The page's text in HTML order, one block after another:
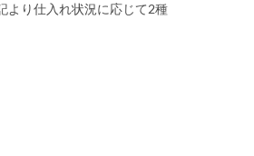
り仕入れ状況に応じて2種